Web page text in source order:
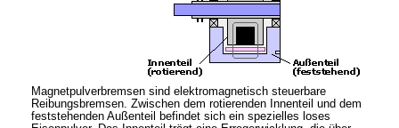
Magnetpulverbremsen sind elektromagnetisch steuerbare
Reibungsbremsen. Zwischen dem rotierenden Innenteil und dem
feststehenden Außenteil befindet sich ein spezielles loses